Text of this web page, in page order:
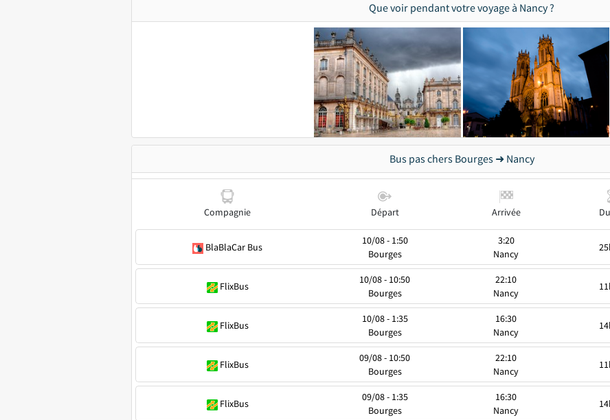
Que voir pendant votre voyage à Nancy ?
Bus pas chers Bourges ➜ Nancy
Compagnie Départ Arrivée
BlaBlaCar Bus
10/08 - 1:50
Bourges
3:20
Nancy
FlixBus
10/08 - 10:50
Bourges
22:10
Nancy
FlixBus
10/08 - 1:35
Bourges
16:30
Nancy
FlixBus
09/08 - 10:50
Bourges
22:10
Nancy
FlixBus
09/08 - 1:35
Bourges
16:30
Nancy